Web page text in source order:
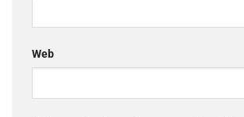
Web